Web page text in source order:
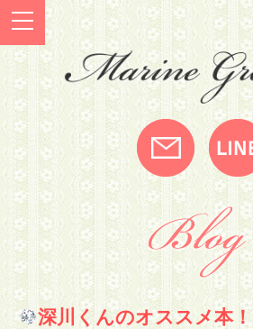
深川くんのオススメ本！